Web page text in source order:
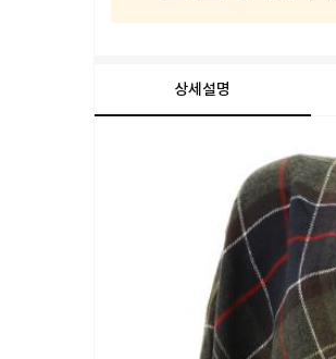
상세설명